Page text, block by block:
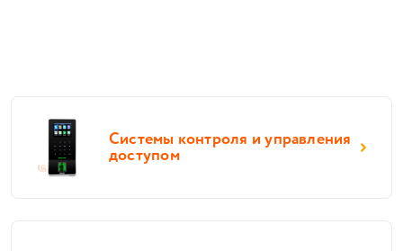
Системы контроля и управления
доступом